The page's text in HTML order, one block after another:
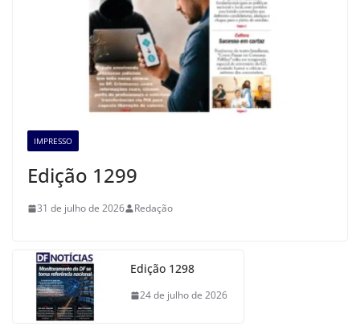
IMPRESSO
Edição 1299
31 de julho de 2026 Redação
Edição 1298
24 de julho de 2026